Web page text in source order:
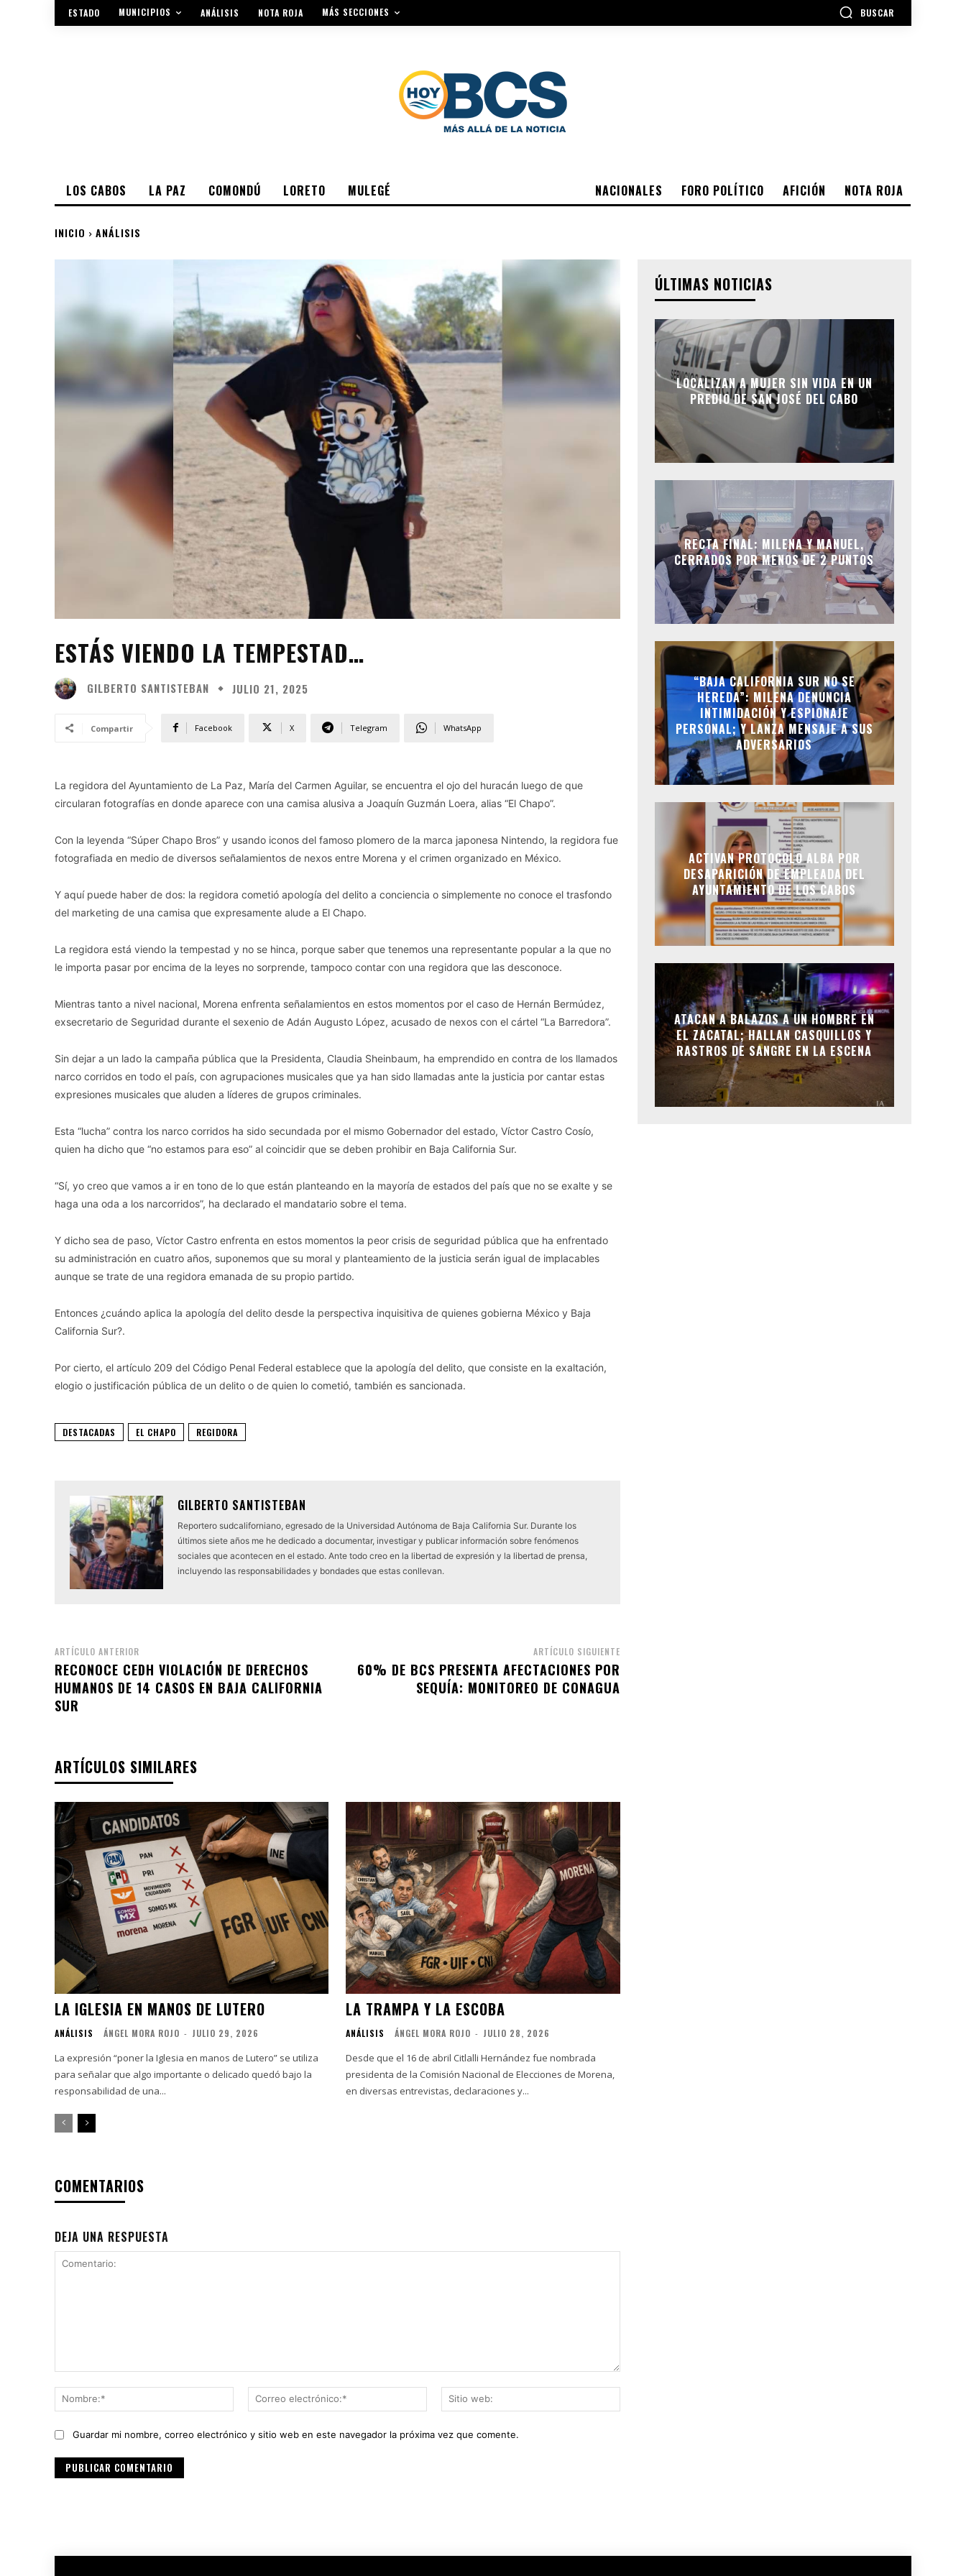
ESTADO MUNICIPIOS ANÁLISIS NOTA ROJA MÁS SECCIONES BUSCAR
NACIONALES FORO POLÍTICO AFICIÓN NOTA ROJA
LOS CABOS LA PAZ COMONDÚ LORETO MULEGÉ
INICIO ANÁLISIS
ESTÁS VIENDO LA TEMPESTAD…
GILBERTO SANTISTEBAN JULIO 21, 2025
Compartir Facebook X Telegram WhatsApp
La regidora del Ayuntamiento de La Paz, María del Carmen Aguilar, se encuentra el ojo del huracán luego de que
circularan fotografías en donde aparece con una camisa alusiva a Joaquín Guzmán Loera, alias “El Chapo”.
Con la leyenda “Súper Chapo Bros” y usando iconos del famoso plomero de la marca japonesa Nintendo, la regidora fue
fotografiada en medio de diversos señalamientos de nexos entre Morena y el crimen organizado en México.
Y aquí puede haber de dos: la regidora cometió apología del delito a conciencia o simplemente no conoce el trasfondo
del marketing de una camisa que expresamente alude a El Chapo.
La regidora está viendo la tempestad y no se hinca, porque saber que tenemos una representante popular a la que no
le importa pasar por encima de la leyes no sorprende, tampoco contar con una regidora que las desconoce.
Mientras tanto a nivel nacional, Morena enfrenta señalamientos en estos momentos por el caso de Hernán Bermúdez,
exsecretario de Seguridad durante el sexenio de Adán Augusto López, acusado de nexos con el cártel “La Barredora”.
Sin dejar a un lado la campaña pública que la Presidenta, Claudia Sheinbaum, ha emprendido en contra de los llamados
narco corridos en todo el país, con agrupaciones musicales que ya han sido llamadas ante la justicia por cantar estas
expresiones musicales que aluden a líderes de grupos criminales.
Esta “lucha” contra los narco corridos ha sido secundada por el mismo Gobernador del estado, Víctor Castro Cosío,
quien ha dicho que “no estamos para eso” al coincidir que se deben prohibir en Baja California Sur.
“Sí, yo creo que vamos a ir en tono de lo que están planteando en la mayoría de estados del país que no se exalte y se
haga una oda a los narcorridos”, ha declarado el mandatario sobre el tema.
Y dicho sea de paso, Víctor Castro enfrenta en estos momentos la peor crisis de seguridad pública que ha enfrentado
su administración en cuatro años, suponemos que su moral y planteamiento de la justicia serán igual de implacables
aunque se trate de una regidora emanada de su propio partido.
Entonces ¿cuándo aplica la apología del delito desde la perspectiva inquisitiva de quienes gobierna México y Baja
California Sur?.
Por cierto, el artículo 209 del Código Penal Federal establece que la apología del delito, que consiste en la exaltación,
elogio o justificación pública de un delito o de quien lo cometió, también es sancionada.
DESTACADAS EL CHAPO REGIDORA
GILBERTO SANTISTEBAN
Reportero sudcaliforniano, egresado de la Universidad Autónoma de Baja California Sur. Durante los
últimos siete años me he dedicado a documentar, investigar y publicar información sobre fenómenos
sociales que acontecen en el estado. Ante todo creo en la libertad de expresión y la libertad de prensa,
incluyendo las responsabilidades y bondades que estas conllevan.
ARTÍCULO ANTERIOR
RECONOCE CEDH VIOLACIÓN DE DERECHOS
HUMANOS DE 14 CASOS EN BAJA CALIFORNIA
SUR
ARTÍCULO SIGUIENTE
60% DE BCS PRESENTA AFECTACIONES POR
SEQUÍA: MONITOREO DE CONAGUA
ARTÍCULOS SIMILARES
LA IGLESIA EN MANOS DE LUTERO
ANÁLISIS ÁNGEL MORA ROJO - JULIO 29, 2026
La expresión “poner la Iglesia en manos de Lutero” se utiliza
para señalar que algo importante o delicado quedó bajo la
responsabilidad de una...
LA TRAMPA Y LA ESCOBA
ANÁLISIS ÁNGEL MORA ROJO - JULIO 28, 2026
Desde que el 16 de abril Citlalli Hernández fue nombrada
presidenta de la Comisión Nacional de Elecciones de Morena,
en diversas entrevistas, declaraciones y...
COMENTARIOS
DEJA UNA RESPUESTA
Nombre:*
Correo
electrónico:*
web:
Guardar mi nombre, correo electrónico y sitio web en este navegador la próxima vez que comente.
ÚLTIMAS NOTICIAS
LOCALIZAN A MUJER SIN VIDA EN UN
PREDIO DE SAN JOSÉ DEL CABO
RECTA FINAL: MILENA Y MANUEL,
CERRADOS POR MENOS DE 2 PUNTOS
“BAJA CALIFORNIA SUR NO SE
HEREDA”: MILENA DENUNCIA
INTIMIDACIÓN Y ESPIONAJE
PERSONAL; Y LANZA MENSAJE A SUS
ADVERSARIOS
ACTIVAN PROTOCOLO ALBA POR
DESAPARICIÓN DE EMPLEADA DEL
AYUNTAMIENTO DE LOS CABOS
ATACAN A BALAZOS A UN HOMBRE EN
EL ZACATAL; HALLAN CASQUILLOS Y
RASTROS DE SANGRE EN LA ESCENA